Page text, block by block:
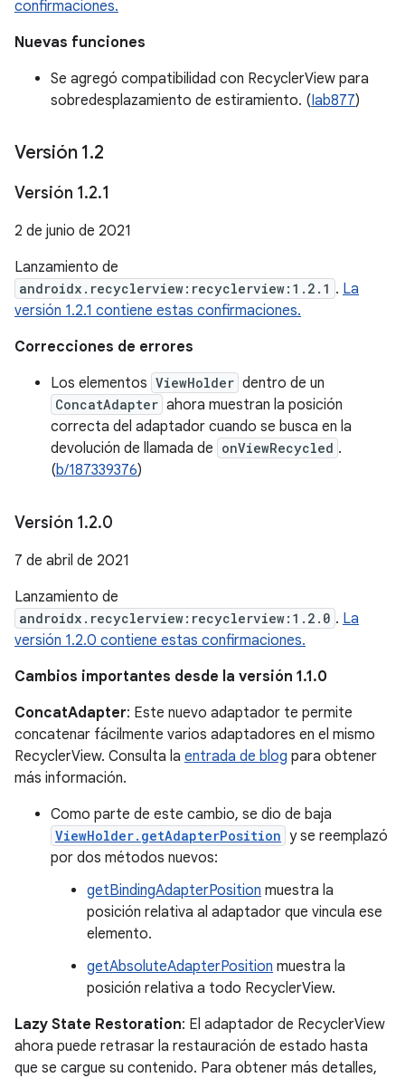
confirmaciones.
Nuevas funciones
Se agregó compatibilidad con RecyclerView para
sobredesplazamiento de estiramiento. (Iab877)
Versión 1.2
Versión 1.2.1
2 de junio de 2021
Lanzamiento de
androidx.recyclerview:recyclerview:1.2.1 . La
versión 1.2.1 contiene estas confirmaciones.
Correcciones de errores
Los elementos ViewHolder dentro de un
ConcatAdapter ahora muestran la posición
correcta del adaptador cuando se busca en la
devolución de llamada de onViewRecycled .
(b/187339376)
Versión 1.2.0
7 de abril de 2021
Lanzamiento de
androidx.recyclerview:recyclerview:1.2.0 . La
versión 1.2.0 contiene estas confirmaciones.
Cambios importantes desde la versión 1.1.0
ConcatAdapter: Este nuevo adaptador te permite
concatenar fácilmente varios adaptadores en el mismo
RecyclerView. Consulta la entrada de blog para obtener
más información.
Como parte de este cambio, se dio de baja
ViewHolder.getAdapterPosition y se reemplazó
por dos métodos nuevos:
getBindingAdapterPosition muestra la
posición relativa al adaptador que vincula ese
elemento.
getAbsoluteAdapterPosition muestra la
posición relativa a todo RecyclerView.
Lazy State Restoration: El adaptador de RecyclerView
ahora puede retrasar la restauración de estado hasta
que se cargue su contenido. Para obtener más detalles,